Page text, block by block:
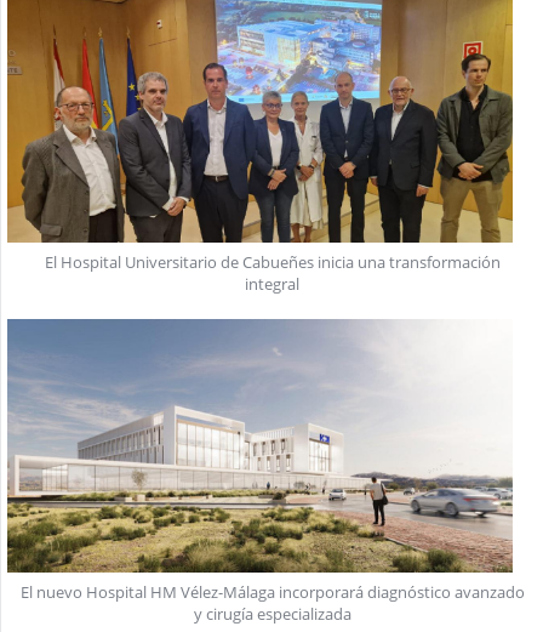
El Hospital Universitario de Cabueñes inicia una transformación
integral
El nuevo Hospital HM Vélez-Málaga incorporará diagnóstico avanzado
y cirugía especializada